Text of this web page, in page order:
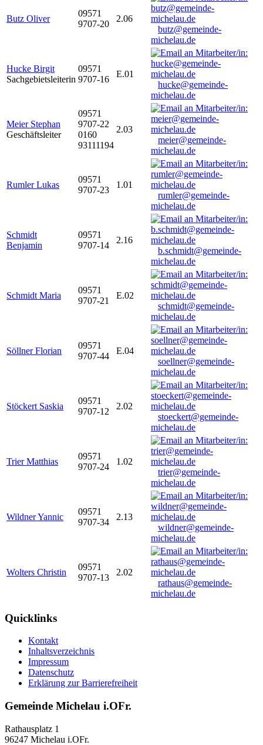
Butz Oliver
09571
9707-20
2.06
butz@gemeinde-
michelau.de
Hucke Birgit
Sachgebietsleiterin
09571
9707-16
E.01
hucke@gemeinde-
michelau.de
Meier Stephan
Geschäftsleiter
09571
9707-22
0160
93111194
2.03
meier@gemeinde-
michelau.de
Rumler Lukas
09571
9707-23
1.01
rumler@gemeinde-
michelau.de
Schmidt
Benjamin
09571
9707-14
2.16
b.schmidt@gemeinde-
michelau.de
Schmidt Maria
09571
9707-21
E.02
schmidt@gemeinde-
michelau.de
Söllner Florian
09571
9707-44
E.04
soellner@gemeinde-
michelau.de
Stöckert Saskia
09571
9707-12
2.02
stoeckert@gemeinde-
michelau.de
Trier Matthias
09571
9707-24
1.02
trier@gemeinde-
michelau.de
Wildner Yannic
09571
9707-34
2.13
wildner@gemeinde-
michelau.de
Wolters Christin
09571
9707-13
2.02
rathaus@gemeinde-
michelau.de
Quicklinks
Kontakt
Inhaltsverzeichnis
Impressum
Datenschutz
Erklärung zur Barrierefreiheit
Gemeinde Michelau i.OFr.
Rathausplatz 1
96247 Michelau i.OFr.